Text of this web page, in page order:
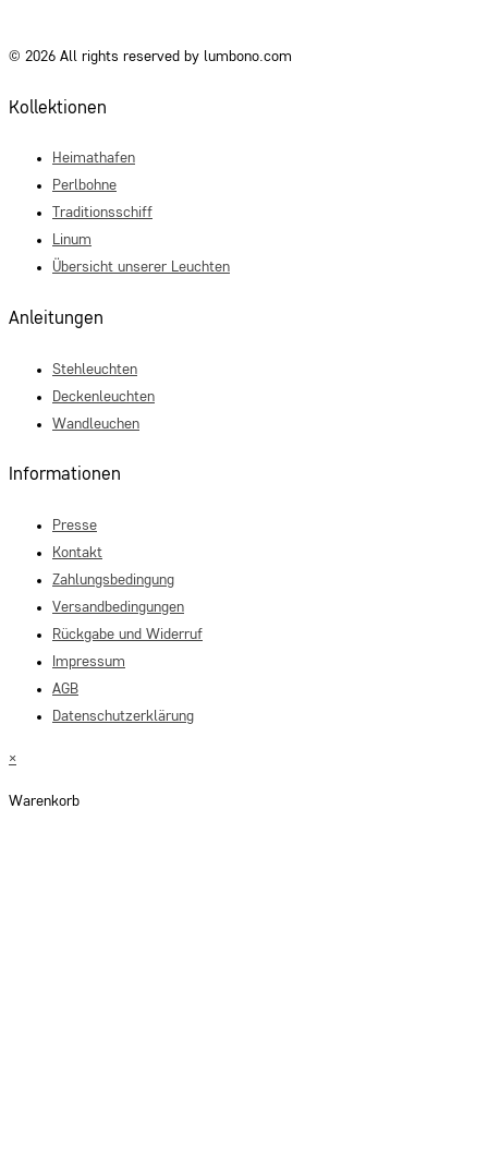
© 2026 All rights reserved by lumbono.com
Kollektionen
Heimathafen
Perlbohne
Traditionsschiff
Linum
Übersicht unserer Leuchten
Anleitungen
Stehleuchten
Deckenleuchten
Wandleuchen
Informationen
Presse
Kontakt
Zahlungsbedingung
Versandbedingungen
Rückgabe und Widerruf
Impressum
AGB
Datenschutzerklärung
×
Warenkorb